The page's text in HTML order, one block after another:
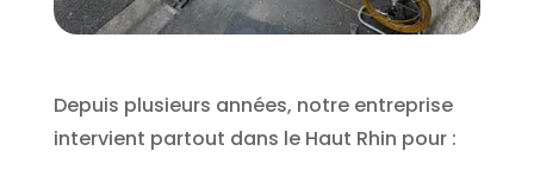
Depuis plusieurs années, notre entreprise
intervient partout dans le Haut Rhin pour :